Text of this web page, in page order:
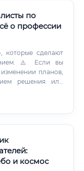
по
о профессии
которые сделают
⚠️ Если вы
планов,
решения или
и космос